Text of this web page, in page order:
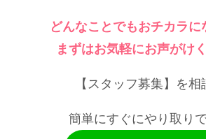
どんなことでもおチカラに
まずはお気軽にお声がけく
【スタッフ募集】を相
簡単にすぐにやり取り